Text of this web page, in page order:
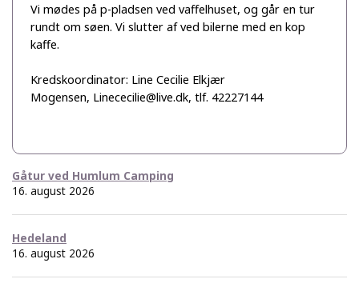
Vi mødes på p-pladsen ved vaffelhuset, og går en tur
rundt om søen. Vi slutter af ved bilerne med en kop
kaffe.
Kredskoordinator: Line Cecilie Elkjær
Mogensen, Linececilie@live.dk, tlf. 42227144
Gåtur ved Humlum Camping
16. august 2026
Hedeland
16. august 2026